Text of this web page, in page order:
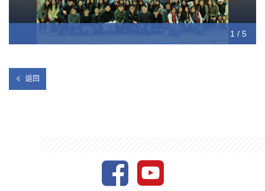
1 / 5
2 / 5
3 / 5
4 / 5
5 / 5
返回